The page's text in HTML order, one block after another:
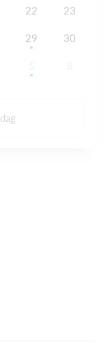
22 23
29 30